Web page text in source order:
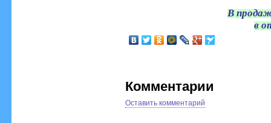
В
в
Комментарии
Оставить комментарий